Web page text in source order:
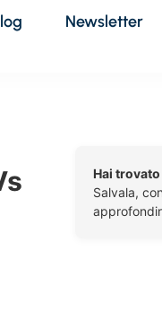
Newsletter
Hai
Salvala,